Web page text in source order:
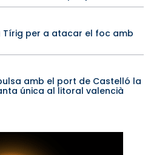
Tírig per a atacar el foc amb
amb el port de Castelló la
única al litoral valencià